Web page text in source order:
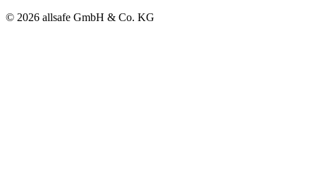
© 2026 allsafe GmbH & Co. KG